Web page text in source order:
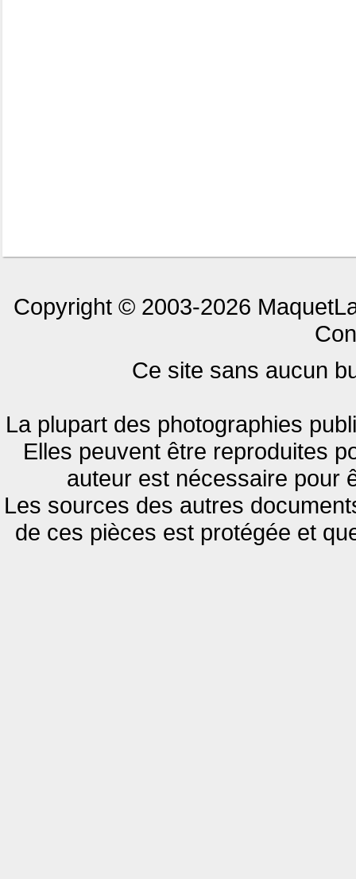
Copyright © 2003-2026
Ce site sans aucun
La plupart des photographies
Elles peuvent être reproduites
auteur est nécessaire pour
Les sources des autres
de ces pièces est protégée et